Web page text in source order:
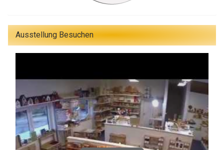
Ausstellung Besuchen